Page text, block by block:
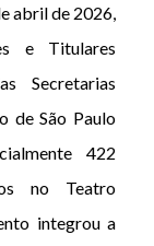
abril de 2026,
e Titulares
Secretarias
de São Paulo
422
no Teatro
integrou a